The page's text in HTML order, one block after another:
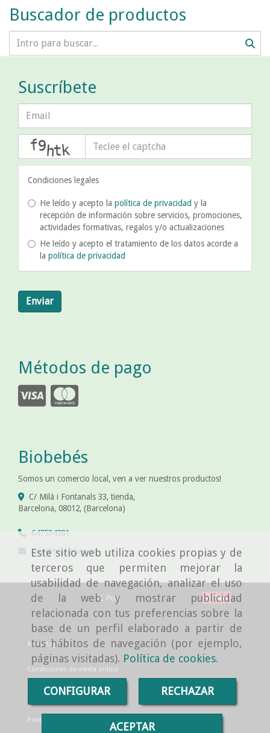
Este sitio web utiliza cookies propias y de
terceros que permiten mejorar la
usabilidad de navegación, analizar el uso
de la web y mostrar publicidad
relacionada con tus preferencias sobre la
base de un perfil elaborado a partir de
tus hábitos de navegación (por ejemplo,
páginas visitadas). Política de cookies.
CONFIGURAR RECHAZAR
ACEPTAR
Buscador de productos
Suscríbete
Condiciones legales
He leído y acepto la política de privacidad y la
recepción de información sobre servicios, promociones,
actividades formativas, regalos y/o actualizaciones
He leído y acepto el tratamiento de los datos acorde a
la política de privacidad
Enviar
Métodos de pago
Biobebés
Somos un comercio local, ven a ver nuestros productos!
C/ Milà i Fontanals 33, tienda,
Barcelona, 08012, (Barcelona)
647534281
info
biobebes.es
Save
Aviso Legal
Condiciones de venta online
Política de cookies
Política de Privacidad